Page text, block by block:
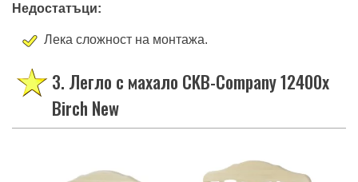
Недостатъци:
Лека сложност на монтажа.
3. Легло с махало CKB-Company 12400x
Birch New